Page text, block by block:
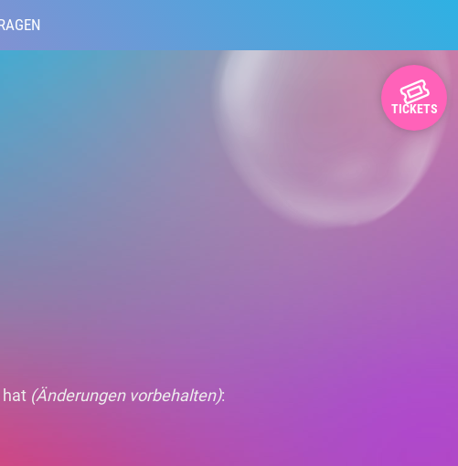
TICKETS
hat (Änderungen vorbehalten):